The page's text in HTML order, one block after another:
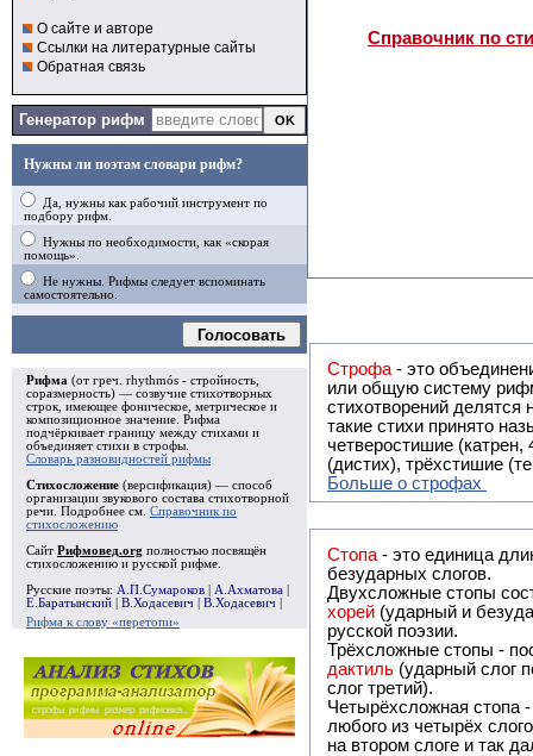
О сайте и авторе
Ссылки на литературные сайты
Обратная связь
Генератор рифм
Нужны ли поэтам словари рифм?
Да, нужны как рабочий инструмент по
подбору рифм.
Нужны по необходимости, как «скорая
помощь».
Не нужны. Рифмы следует вспоминать
самостоятельно.
Голосовать
Рифма (от греч. rhythmós - стройность,
соразмерность) — созвучие стихотворных
строк, имеющее фоническое, метрическое и
композиционное значение. Рифма
подчёркивает границу между стихами и
объединяет стихи в строфы
Словарь разновидностей рифмы
Стихосложение (версификация) — способ
организации звукового состава стихотворной
речи. Подробнее см. Справочник по
стихосложению
Сайт Рифмовед.org полностью посвящён
стихосложению и русской рифме.
Русские поэты: А.П.Сумароков А.Ахматова
Е.Баратынский
В.Ходасевич В.Ходасевич
Рифма к слову «перетопи»
Справочник по
Строфа - это объединение двух
или общую систему рифм, и регулярно или периодически
стихотворений делятся на строфы и т.о. являются строфическими.
такие стихи принято называть астрофическими. Самая популярная строфа в русской поэзии -
четверостишие
(дистих), трёхстишие
Больше о строфах
Стопа - это единица
безударных слогов.
Двухсложные стопы
хорей (ударный и
русской поэзии.
Трёхсложные стопы -
дактиль (ударный слог
слог третий).
Четырёхсложная стопа
любого из четырёх
на втором слоге и так